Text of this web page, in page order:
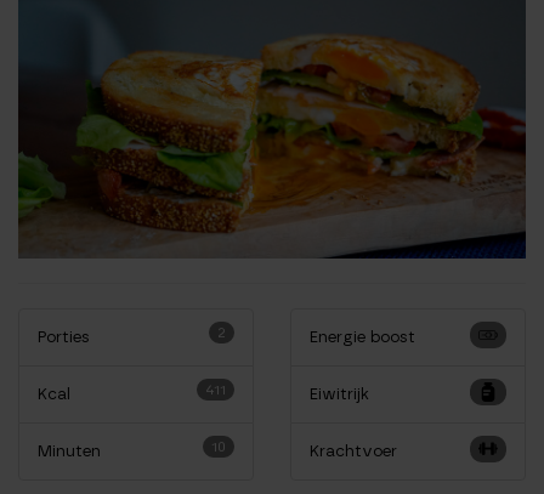
Porties 2
Kcal 411
Minuten 10
Energie boost
Eiwitrijk
Krachtvoer